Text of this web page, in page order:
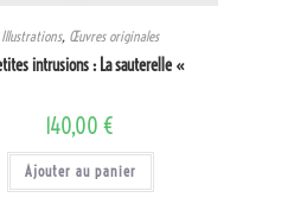
Illustrations, Œuvres originales
intrusions : La sauterelle «
140,00€
Ajouter au panier